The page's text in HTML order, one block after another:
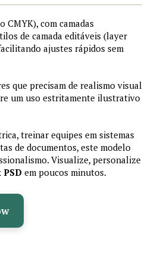
com camadas
de camada editáveis (layer
ajustes rápidos sem
que precisam de realismo visual
um uso estritamente ilustrativo
treinar equipes em sistemas
de documentos, este modelo
Visualize, personalize
em poucos minutos.